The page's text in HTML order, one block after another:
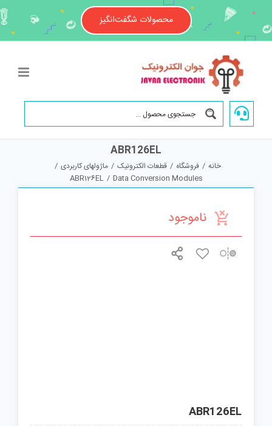
content
محصولات شگفت‌انگیز
ABR126EL
خانه / فروشگاه / قطعات الکترونیک / ماژولهای کاربردی /
Data Conversion Modules
/
ABR126EL
ناموجود
ABR126EL